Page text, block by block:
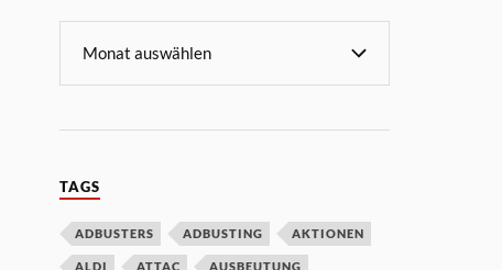
TAGS
ADBUSTERS ADBUSTING AKTIONEN
ALDI ATTAC AUSBEUTUNG